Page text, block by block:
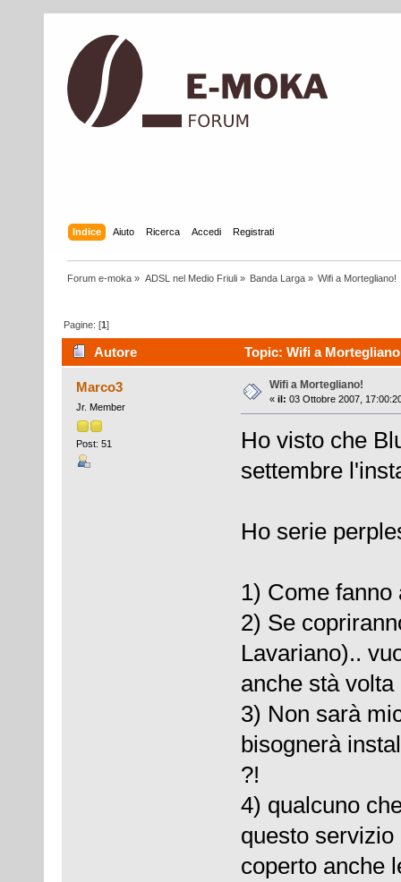
Indice Aiuto Ricerca Accedi Registrati
Forum e-moka » ADSL nel Medio Friuli» Banda Larga» Wifi a Mortegliano!
Pagine: [1]
Autore Topic: Wifi a
Marco3
Jr. Member
Post: 51
Wifi a Mortegliano!
« il: 03 Ottobre 2007,
Ho visto che
settembre
Ho serie
1) Come
2) Se
Lavariano)..
anche stà volta
3) Non sarà
bisognerà
?!
4) qualcuno
questo
coperto anche